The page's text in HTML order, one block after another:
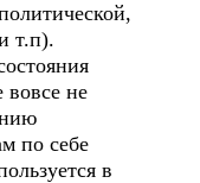
т.п).
вовсе не
по себе
в